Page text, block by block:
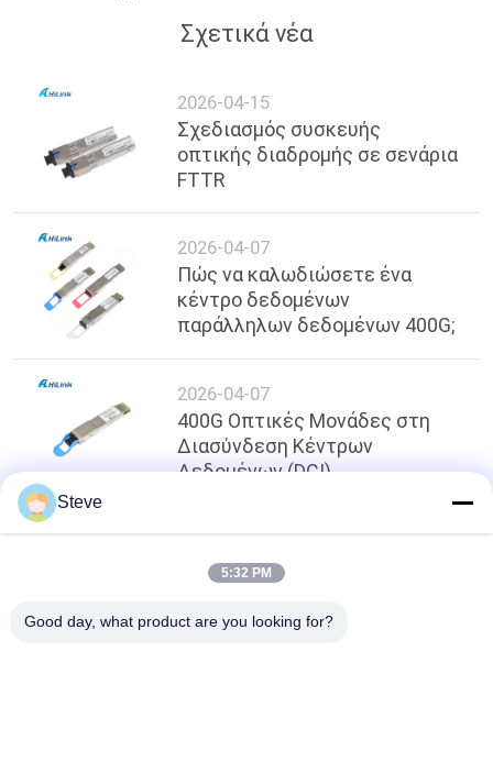
Σχετικά νέα
2026-04-15
Σχεδιασμός συσκευής
οπτικής διαδρομής σε σενάρια
FTTR
2026-04-07
Πώς να καλωδιώσετε ένα
κέντρο δεδομένων
παράλληλων δεδομένων 400G;
2026-04-07
400G Οπτικές Μονάδες στη
Διασύνδεση Κέντρων
Δεδομένων (DCI)
κορυφή
Steve
5:32 PM
Good day, what product are you looking for?